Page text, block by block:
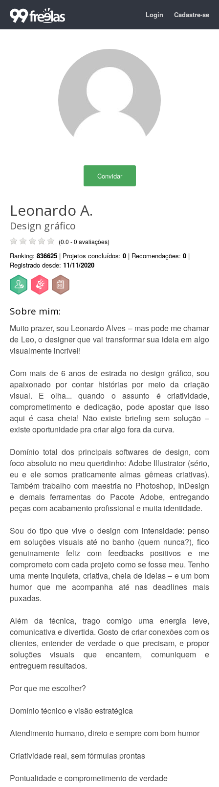
Login Cadastre-se
Convidar
Leonardo A.
Design gráfico
(0.0 - 0 avaliações)
Ranking: 836625 | Projetos concluídos: 0 | Recomendações: 0 |
Registrado desde: 11/11/2020
Sobre mim:
Muito prazer, sou Leonardo Alves – mas pode me chamar
de Leo, o designer que vai transformar sua ideia em algo
visualmente incrível!
Com mais de 6 anos de estrada no design gráfico, sou
apaixonado por contar histórias por meio da criação
visual. E olha... quando o assunto é criatividade,
comprometimento e dedicação, pode apostar que isso
aqui é casa cheia! Não existe briefing sem solução –
existe oportunidade pra criar algo fora da curva.
Domínio total dos principais softwares de design, com
foco absoluto no meu queridinho: Adobe Illustrator (sério,
eu e ele somos praticamente almas gêmeas criativas).
Também trabalho com maestria no Photoshop, InDesign
e demais ferramentas do Pacote Adobe, entregando
peças com acabamento profissional e muita identidade.
Sou do tipo que vive o design com intensidade: penso
em soluções visuais até no banho (quem nunca?), fico
genuinamente feliz com feedbacks positivos e me
comprometo com cada projeto como se fosse meu. Tenho
uma mente inquieta, criativa, cheia de ideias – e um bom
humor que me acompanha até nas deadlines mais
puxadas.
Além da técnica, trago comigo uma energia leve,
comunicativa e divertida. Gosto de criar conexões com os
clientes, entender de verdade o que precisam, e propor
soluções visuais que encantem, comuniquem e
entreguem resultados.
Por que me escolher?
Domínio técnico e visão estratégica
Atendimento humano, direto e sempre com bom humor
Criatividade real, sem fórmulas prontas
Pontualidade e comprometimento de verdade